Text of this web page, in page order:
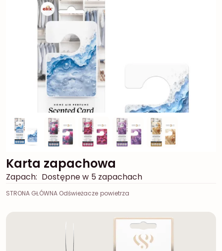
Karta zapachowa
Zapach: Dostępne w 5 zapachach
STRONA GŁÓWNA Odświeżacze powietrza